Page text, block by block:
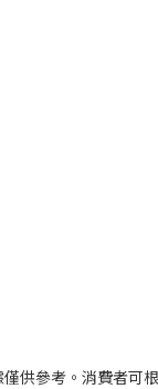
供參考。消費者可